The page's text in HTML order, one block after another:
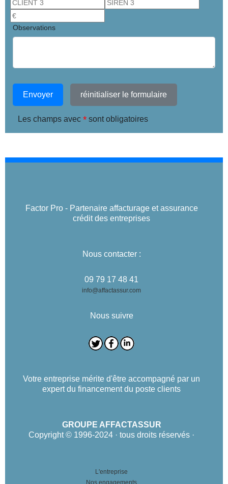
Observations
Envoyer réinitialiser le formulaire
Les champs avec * sont obligatoires
Factor Pro - Partenaire affacturage et assurance
crédit des entreprises
Nous contacter :
09 79 17 48 41
info@affactassur.com
Nous suivre
Votre entreprise mérite d'être accompagné par un
expert du financement du poste clients
GROUPE AFFACTASSUR
Copyright © 1996-2024 · tous droits réservés ·
L'entreprise
Nos engagements